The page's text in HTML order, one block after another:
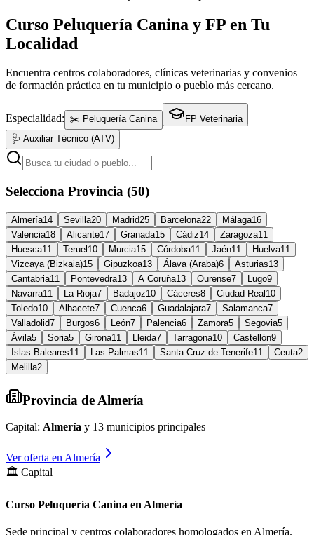
Curso Peluquería Canina y FP en Tu
Localidad
Encuentra centros colaboradores, clínicas veterinarias y convenios
de formación práctica en tu municipio o pueblo más cercano.
Especialidad: ✂️ Peluquería Canina
FP Veterinaria
🩺 Auxiliar Técnico (ATV)
Selecciona Provincia (50)
Almería14 Sevilla20 Madrid25 Barcelona22 Málaga16
Valencia18 Alicante17 Granada15 Cádiz14 Zaragoza11
Huesca11 Teruel 10 Murcia15 Córdoba11 Jaén11 Huelva11
Vizcaya (Bizkaia)15 Gipuzkoa13 Álava (Araba)6 Asturias13
Cantabria11 Pontevedra13 A Coruña13 Ourense7 Lugo9
Navarra11 La Rioja7 Badajoz10 Cáceres8 Ciudad Real 10
Toledo10 Albacete7 Cuenca6 Guadalajara7 Salamanca7
Valladolid7 Burgos6 León7 Palencia6 Zamora5 Segovia5
Ávila5 Soria5 Girona11 Lleida7 Tarragona10 Castellón9
Islas Baleares11 Las Palmas11 Santa Cruz de Tenerife11 Ceuta2
Melilla2
Provincia de Almería
Capital: Almería y 13 municipios principales
Ver oferta en Almería
🏛️ Capital
Curso Peluquería Canina en Almería
Sede principal y centros colaboradores homologados en Almería.